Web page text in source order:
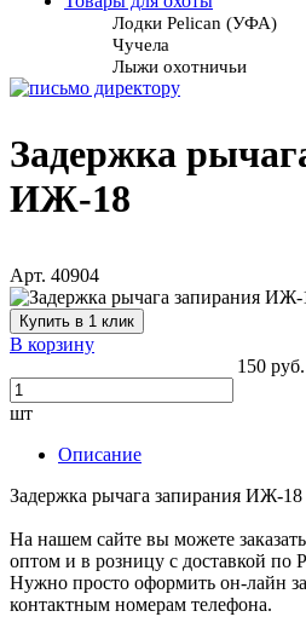
Лодки Pelican (УФА)
Чучела
Лыжи охотничьи
Задержка
ИЖ-18
Арт. 40904
Купить в 1 клик
В корзину
150 руб.
шт
Описание
Задержка рычага запирания ИЖ-18
На нашем сайте вы можете
оптом и в розницу с доставкой по
Нужно просто оформить он-лайн
контактным номерам телефона.